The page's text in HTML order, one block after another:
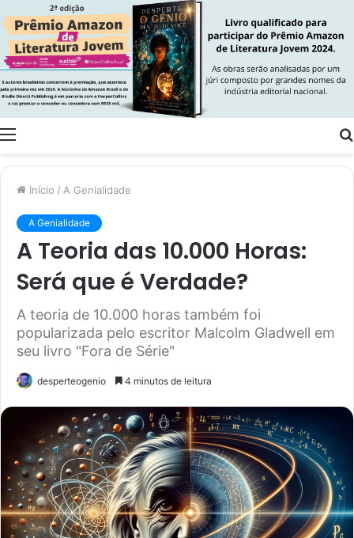
Menu
Início / A Genialidade
A Genialidade
A Teoria das 10.000 Horas:
Será que é Verdade?
A teoria de 10.000 horas também foi
popularizada pelo escritor Malcolm Gladwell em
seu livro "Fora de Série"
desperteogenio 4 minutos de leitura